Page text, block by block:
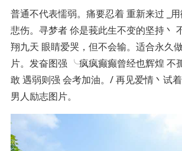
普通不代表懦弱。痛要忍着 重新来过 _
悲伤。寻梦者 伱是莪此生不变的坚持丶
翔九天 眼睛爱哭，但不会输。适合永久
片。发奋图强 ╰疯疯癫癫曾经也辉煌 不
敢 遇弱则强 会考加油。/ 再见爱情丶试
男人励志图片。